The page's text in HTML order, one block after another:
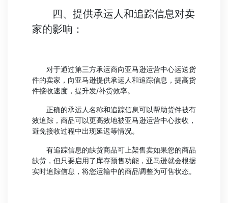
四、提供承运人和追踪信息对卖
家的影响：
对于通过第三方承运商向亚马逊运营中心运送货
件的卖家，向亚马逊提供承运人和追踪信息，提高货
件接收速度，提升发/补货效率。
正确的承运人名称和追踪信息可以帮助货件被有
效追踪，商品可以更高效地被亚马逊运营中心接收，
避免接收过程中出现延迟等情况。
有追踪信息的缺货商品可上架售卖如果您的商品
缺货，但只要启用了库存预售功能，亚马逊就会根据
实时追踪信息，将您运输中的商品调整为可售状态。